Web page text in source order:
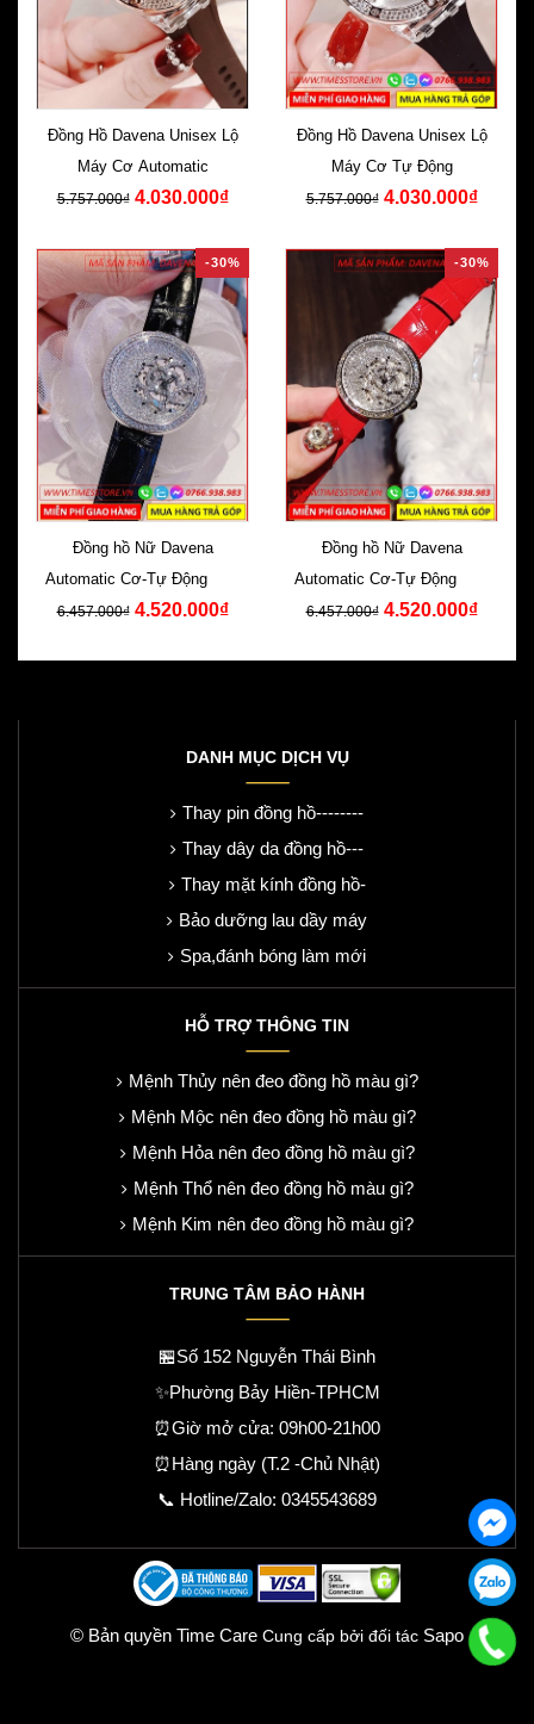
Đồng Hồ Davena Unisex Lộ
Máy Cơ Automatic
5.757.000₫ 4.030.000₫
Đồng Hồ Davena Unisex Lộ
Máy Cơ Tự Động
5.757.000₫ 4.030.000₫
-30%
Đồng hồ Nữ Davena
Automatic Cơ-Tự Động Dây
Da Đen Swarovski
6.457.000₫ 4.520.000₫
-30%
Đồng hồ Nữ Davena
Automatic Cơ-Tự Động Dây
Da Đỏ Swarovski
6.457.000₫ 4.520.000₫
DANH MỤC DỊCH VỤ
Thay pin đồng hồ--------
Thay dây da đồng hồ---
Thay mặt kính đồng hồ-
Bảo dưỡng lau dầy máy
Spa,đánh bóng làm mới
HỖ TRỢ THÔNG TIN
Mệnh Thủy nên đeo đồng hồ màu gì?
Mệnh Mộc nên đeo đồng hồ màu gì?
Mệnh Hỏa nên đeo đồng hồ màu gì?
Mệnh Thổ nên đeo đồng hồ màu gì?
Mệnh Kim nên đeo đồng hồ màu gì?
TRUNG TÂM BẢO HÀNH
🏪Số 152 Nguyễn Thái Bình
✨Phường Bảy Hiền-TPHCM
⏰Giờ mở cửa: 09h00-21h00
⏰Hàng ngày (T.2 -Chủ Nhật)
📞 Hotline/Zalo: 0345543689
© Bản quyền Time Care Cung cấp bởi đối tác Sapo